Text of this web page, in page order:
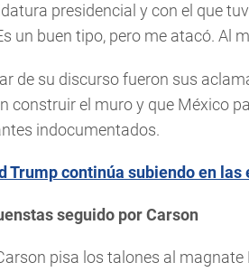
presidencial y con el que
un buen tipo, pero me atacó. Al
de su discurso fueron sus
construir el muro y que México
indocumentados.
Trump continúa subiendo en las
seguido por Carson
pisa los talones al magnate